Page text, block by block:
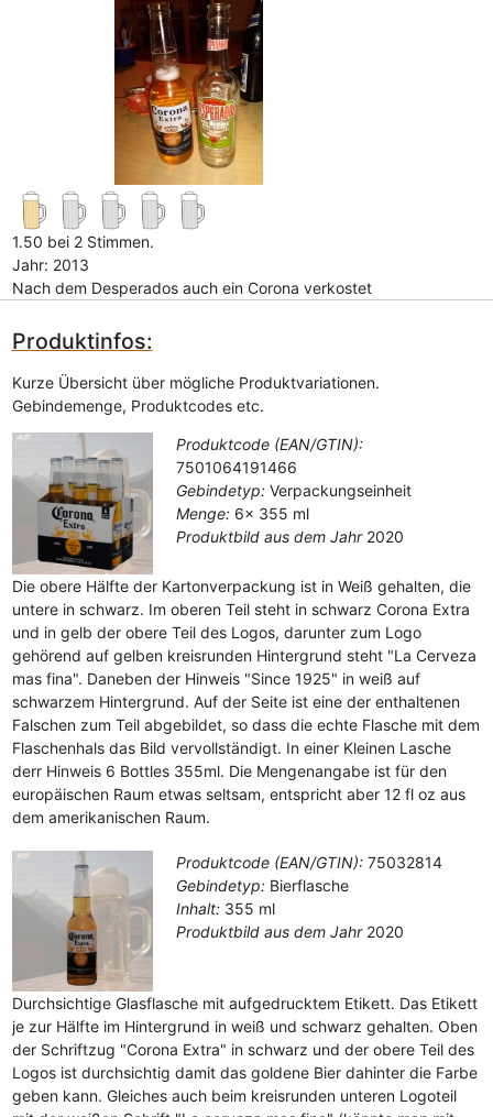
1.50 bei 2 Stimmen.
Jahr: 2013
Nach dem Desperados auch ein Corona verkostet
Produktinfos:
Kurze Übersicht über mögliche Produktvariationen.
Gebindemenge, Produktcodes etc.
Produktcode (EAN/GTIN):
7501064191466
Gebindetyp: Verpackungseinheit
Menge:6x 355 ml
Produktbild aus dem Jahr 2020
Die obere Hälfte der Kartonverpackung ist in Weiß gehalten, die
untere in schwarz. Im oberen Teil steht in schwarz Corona Extra
und in gelb der obere Teil des Logos, darunter zum Logo
gehörend auf gelben kreisrunden Hintergrund steht "La Cerveza
mas fina". Daneben der Hinweis "Since 1925" in weiß auf
schwarzem Hintergrund. Auf der Seite ist eine der enthaltenen
Falschen zum Teil abgebildet, so dass die echte Flasche mit dem
Flaschenhals das Bild vervollständigt. In einer Kleinen Lasche
derr Hinweis 6 Bottles 355ml. Die Mengenangabe ist für den
europäischen Raum etwas seltsam, entspricht aber 12 fl oz aus
dem amerikanischen Raum.
Produktcode (EAN/GTIN):75032814
Gebindetyp: Bierflasche
Inhalt:355 ml
Produktbild aus dem Jahr 2020
Durchsichtige Glasflasche mit aufgedrucktem Etikett. Das Etikett
je zur Hälfte im Hintergrund in weiß und schwarz gehalten. Oben
der Schriftzug "Corona Extra" in schwarz und der obere Teil des
Logos ist durchsichtig damit das goldene Bier dahinter die Farbe
geben kann. Gleiches auch beim kreisrunden unteren Logoteil